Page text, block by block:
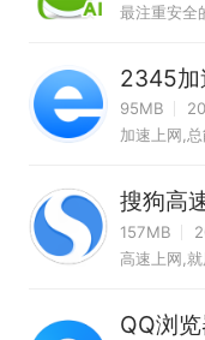
最注重安全
2345加
95MB
加速上网,总
搜狗高
速浏览
157MB
高速上网,
QQ浏